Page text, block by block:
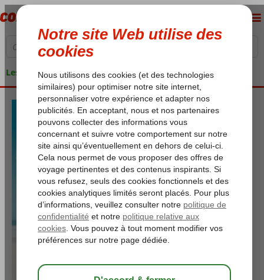
Les garanties de vacances